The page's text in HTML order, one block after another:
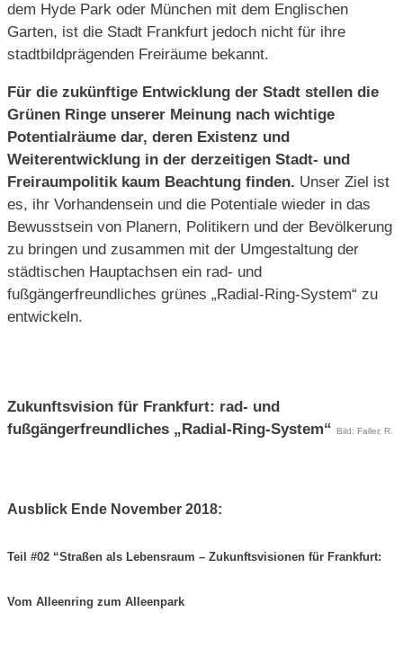
dem Hyde Park oder München mit dem Englischen
Garten, ist die Stadt Frankfurt jedoch nicht für ihre
stadtbildprägenden Freiräume bekannt.
Für die zukünftige Entwicklung der Stadt stellen die
Grünen Ringe unserer Meinung nach wichtige
Potentialräume dar, deren Existenz und
Weiterentwicklung in der derzeitigen Stadt- und
Freiraumpolitik kaum Beachtung finden. Unser Ziel ist
es, ihr Vorhandensein und die Potentiale wieder in das
Bewusstsein von Planern, Politikern und der Bevölkerung
zu bringen und zusammen mit der Umgestaltung der
städtischen Hauptachsen ein rad- und
fußgängerfreundliches grünes „Radial-Ring-System“ zu
entwickeln.
Zukunftsvision für Frankfurt: rad- und
fußgängerfreundliches „Radial-Ring-System“
Bild: Faller, R.
Ausblick Ende November 2018:
Teil #02 “Straßen als Lebensraum – Zukunftsvisionen für Frankfurt:
Vom Alleenring zum Alleenpark